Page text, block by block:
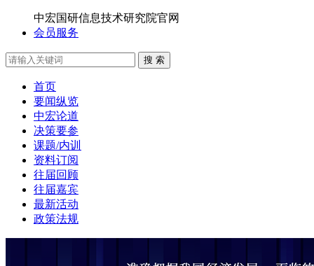
中宏国研信息技术研究院官网
会员服务
搜 索
首页
要闻纵览
中宏论道
决策要参
课题/内训
资料订阅
往届回顾
往届嘉宾
最新活动
政策法规